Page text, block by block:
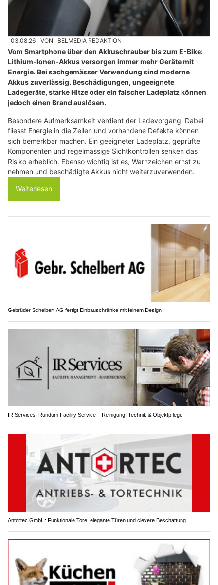
03.08.26 VON BELMEDIA REDAKTION
Vom Smartphone über den Akkuschrauber bis zum E-Bike:
Lithium-Ionen-Akkus versorgen immer mehr Geräte mit
Energie. Bei sachgemässer Verwendung sind moderne
Akkus zuverlässig. Beschädigungen, ungeeignete
Ladegeräte, starke Hitze oder ein falscher Ladeplatz können
jedoch einen Brand auslösen.
Besondere Aufmerksamkeit verdient der Ladevorgang. Dabei
fliesst Energie in die Zellen und vorhandene Defekte können
sich bemerkbar machen. Ein geeigneter Ladeplatz, geprüfte
Komponenten und regelmässige Sichtkontrollen senken das
Risiko erheblich. Ebenso wichtig ist es, Warnzeichen ernst zu
nehmen und beschädigte Akkus nicht weiterzuverwenden.
Weiterlesen
Gebrüder Schelbert AG fertigt Einbauschränke mit feinem Design
IR Services: Rundum Facility Service – Reinigung, Technik & Objektpflege
Antortec GmbH: Funktionale Tore, elegante Türen und clevere Beschattung